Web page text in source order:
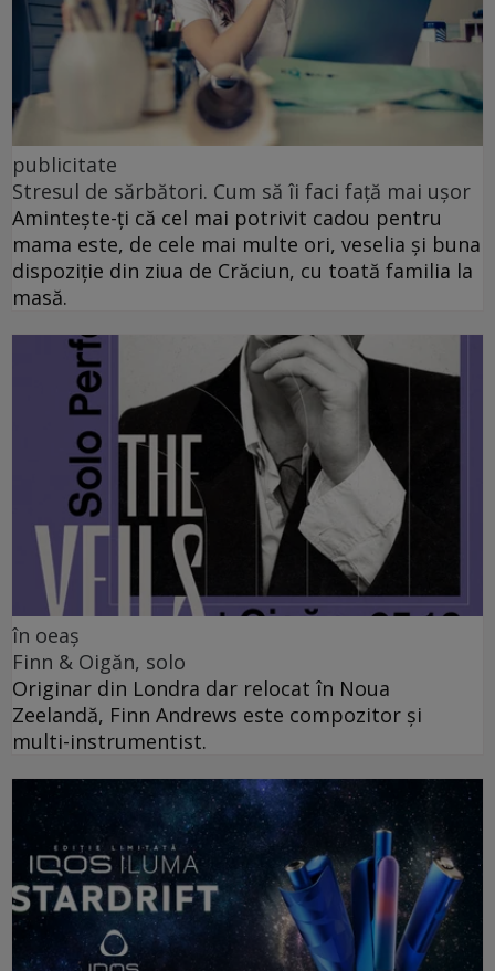
publicitate
Stresul de sărbători. Cum să îi faci față mai ușor
Amintește-ți că cel mai potrivit cadou pentru
mama este, de cele mai multe ori, veselia și buna
dispoziție din ziua de Crăciun, cu toată familia la
masă.
în oeaș
Finn & Oigăn, solo
Originar din Londra dar relocat în Noua
Zeelandă, Finn Andrews este compozitor și
multi-instrumentist.